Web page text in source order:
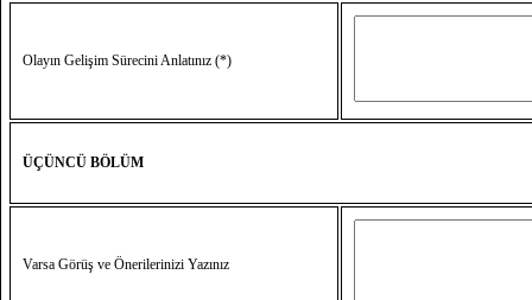
Olayın Gelişim Sürecini Anlatınız (*)
ÜÇÜNCÜ BÖLÜM
Varsa Görüş ve Önerilerinizi Yazınız